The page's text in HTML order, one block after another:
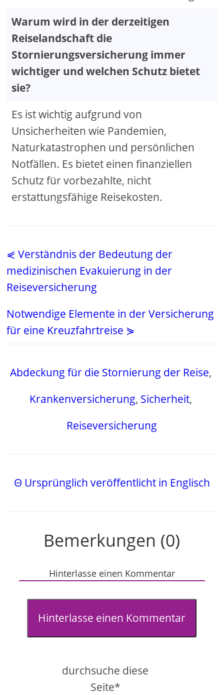
Warum wird in der derzeitigen
Reiselandschaft die
Stornierungsversicherung immer
wichtiger und welchen Schutz bietet
sie?
Es ist wichtig aufgrund von
Unsicherheiten wie Pandemien,
Naturkatastrophen und persönlichen
Notfällen. Es bietet einen finanziellen
Schutz für vorbezahlte, nicht
erstattungsfähige Reisekosten.
⋞ Verständnis der Bedeutung der
medizinischen Evakuierung in der
Reiseversicherung
Notwendige Elemente in der Versicherung
für eine Kreuzfahrtreise ⋟
Abdeckung für die Stornierung der Reise,
Krankenversicherung, Sicherheit,
Reiseversicherung
Θ Ursprünglich veröffentlicht in Englisch
Bemerkungen (0)
Hinterlasse einen Kommentar
Hinterlasse einen Kommentar
durchsuche diese
Seite*